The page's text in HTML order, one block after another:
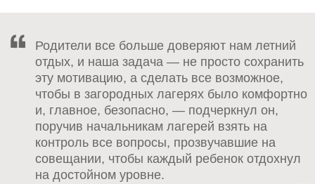
Родители все больше доверяют нам летний
отдых, и наша задача — не просто сохранить
эту мотивацию, а сделать все возможное,
чтобы в загородных лагерях было комфортно
и, главное, безопасно, — подчеркнул он,
поручив начальникам лагерей взять на
контроль все вопросы, прозвучавшие на
совещании, чтобы каждый ребенок отдохнул
на достойном уровне.